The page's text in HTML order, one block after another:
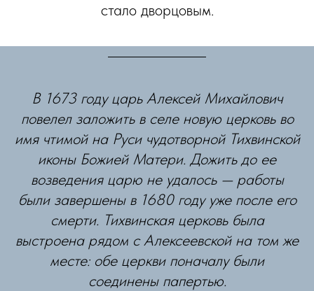
стало дворцовым.
В 1673 году царь Алексей Михайлович
повелел заложить в селе новую церковь во
имя чтимой на Руси чудотворной Тихвинской
иконы Божией Матери. Дожить до ее
возведения царю не удалось — работы
были завершены в 1680 году уже после его
смерти. Тихвинская церковь была
выстроена рядом с Алексеевской на том же
месте: обе церкви поначалу были
соединены папертью.